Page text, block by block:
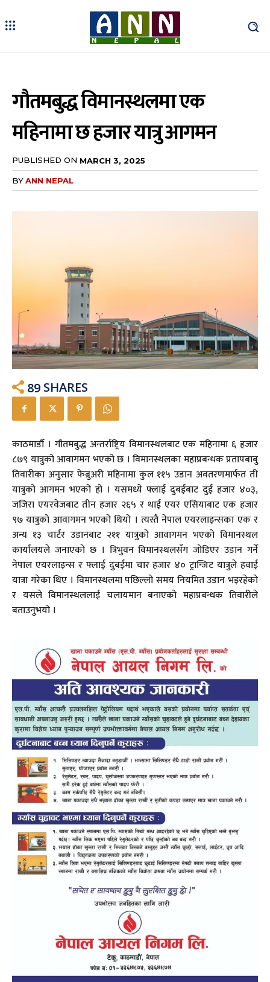
गौतमबुद्ध विमानस्थलमा एक
महिनामा छ हजार यात्रु आगमन
PUBLISHED ON MARCH 3, 2025
BYANN NEPAL
89 SHARES
काठमाडौँ । गौतमबुद्ध अन्तर्राष्ट्रिय विमानस्थलबाट एक महिनामा ६ हजार
८७९ यात्रुको आवागमन भएको छ । विमानस्थलका महाप्रबन्धक प्रतापबाबु
तिवारीका अनुसार फेब्रुअरी महिनामा कुल ११५ उडान अवतरणमार्फत ती
यात्रुको आगमन भएको हो । यसमध्ये फ्लाई दुबईबाट दुई हजार ४०३,
जजिरा एयरवेजबाट तीन हजार २६५ र थाई एयर एसियाबाट एक हजार
९७ यात्रुको आवागमन भएको थियो । त्यस्तै नेपाल एयरलाइन्सका एक र
अन्य १३ चार्टर उडानबाट २११ यात्रुको आवागमन भएको विमानस्थल
कार्यालयले जनाएको छ । त्रिभुवन विमानस्थलसँग जोडिएर उडान गर्ने
नेपाल एयरलाइन्स र फ्लाई दुबईमा चार हजार ४० ट्रान्जिट यात्रुले हवाई
यात्रा गरेका थिए । विमानस्थलमा पछिल्लो समय नियमित उडान भइरहेको
र यसले विमानस्थललाई चलायमान बनाएको महाप्रबन्धक तिवारीले
बताउनुभयो ।